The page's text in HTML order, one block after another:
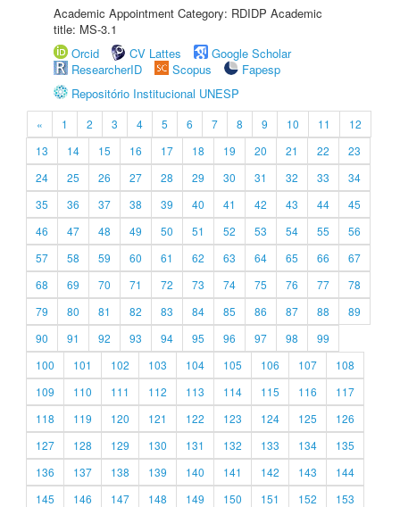
Academic Appointment Category: RDIDP Academic
title: MS-3.1
Orcid
CV Lattes
Google Scholar
ResearcherID
Scopus
Fapesp
Repositório Institucional UNESP
« 1 2 3 4 5 6 7 8 9 10 11
12
13
14 15 16 17 18 19 20 21 22
23
24
25 26 27 28 29 30 31 32 33
34
35
36 37 38 39 40 41 42 43 44
45
46
47 48 49 50 51 52 53 54 55
56
57
58 59 60 61 62 63 64 65 66
67
68
69 70 71 72 73 74 75 76 77
78
79
80 81 82 83 84 85 86 87 88
89
90
91 92 93 94 95 96 97 98
99
100
101 102 103 104 105 106 107
108
109
110 111 112 113 114 115 116
117
118
119 120 121 122 123 124 125
126
127
128 129 130 131 132 133 134
135
136
137 138 139 140 141 142 143
144
145
146 147 148 149 150 151 152
153